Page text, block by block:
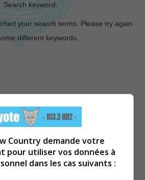
Search keyword:
your search terms. Please try again
different keywords.
Country demande votre
pour utiliser vos données à
dans les cas suivants :